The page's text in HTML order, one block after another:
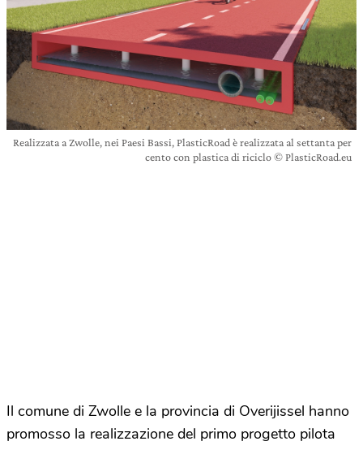
Realizzata a Zwolle, nei Paesi Bassi, PlasticRoad è realizzata al settanta per
cento con plastica di riciclo © PlasticRoad.eu
Il comune di Zwolle e la provincia di Overijissel hanno
promosso la realizzazione del primo progetto pilota